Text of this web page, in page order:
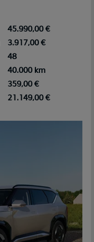
45.990,00 €
3.917,00 €
48
40.000 km
359,00 €
21.149,00 €